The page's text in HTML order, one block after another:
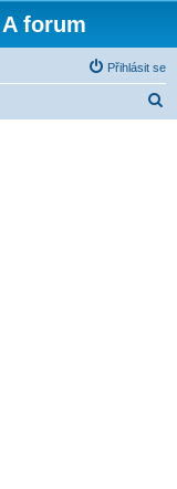
forum
Přihlásit se